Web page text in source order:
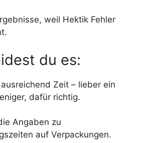
weil Hektik Fehler
du es:
Zeit – lieber ein
dafür richtig.
Angaben zu
auf Verpackungen.